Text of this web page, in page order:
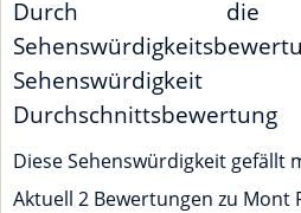
Durch die
Durchschnittsbewertung
Diese Sehenswürdigkeit gefällt
Aktuell 2 Bewertungen zu Mont